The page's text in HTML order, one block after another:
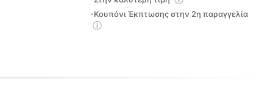
-Κουπόνι Έκπτωσης στην 2η παραγγελία